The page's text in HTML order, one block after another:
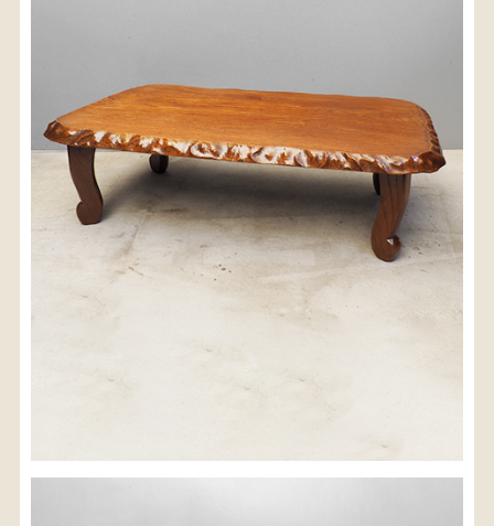
【送料を確認する】
お届け先、送料ランクを選択する事で送料が表
示されます。
お届け先